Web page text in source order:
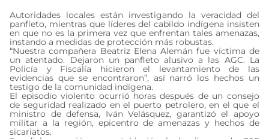
Autoridades locales están investigando la veracidad del
panfleto, mientras que líderes del cabildo indígena insisten
en que no es la primera vez que enfrentan tales amenazas,
instando a medidas de protección más robustas.
“Nuestra compañera Beatriz Elena Alemán fue víctima de
un atentado. Dejaron un panfleto alusivo a las AGC. La
Policía y Fiscalía hicieron el levantamiento de las
evidencias que se encontraron”, así narró los hechos un
testigo de la comunidad indígena.
El episodio violento ocurrió horas después de un consejo
de seguridad realizado en el puerto petrolero, en el que el
ministro de defensa, Iván Velásquez, garantizó el apoyo
militar a la región, epicentro de amenazas y hechos de
sicariatos.